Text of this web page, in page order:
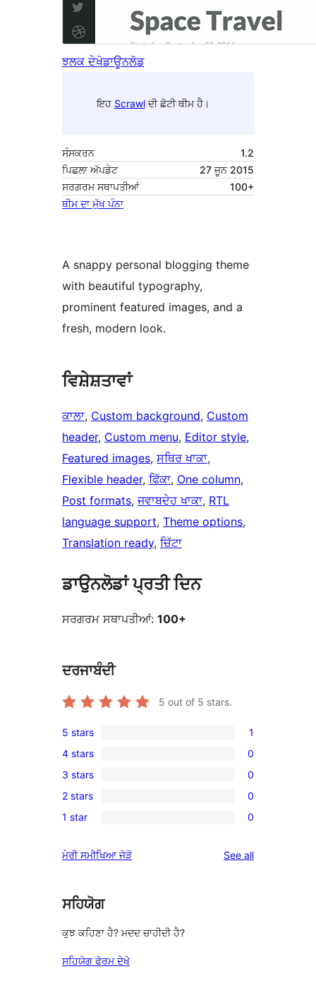
ਝਲਕ ਦੇਖੋਡਾਊਨਲੋਡ
ਇਹ Scrawlਦੀ ਛੋਟੀ ਥੀਮ ਹੈ।
ਸੰਸਕਰਨ
1.2
ਪਿਛਲਾ ਅੱਪਡੇਟ
27 ਜੂਨ 2015
ਸਰਗਰਮ ਸਥਾਪਤੀਆਂ
100+
ਥੀਮ ਦਾ ਮੁੱਖ ਪੰਨਾ
A snappy personal blogging theme
with beautiful typography,
prominent featured images, and a
fresh, modern look.
ਵਿਸ਼ੇਸ਼ਤਾਵਾਂ
ਕਾਲਾ, Custom background, Custom
header, Custom menu, Editor style
Featured images, ਸਥਿਰ ਖਾਕਾ
Flexible header, ਫਿੱਕਾ, One column
Post formats, ਜਵਾਬਦੇਹ ਖਾਕਾ, RTL
language support, Theme options
Translation ready, ਚਿੱਟਾ
ਡਾਉਨਲੋਡਾਂ ਪ੍ਰਤੀ ਦਿਨ
ਸਰਗਰਮ ਸਥਾਪਤੀਆਂ: 100+
ਦਰਜਾਬੰਦੀ
5 out of 5 stars.
1
5-
star
review
5 stars 1
0
4-
star
reviews
4 stars 0
0
3-
star
3 stars 0
0
2-
reviews
2 stars 0
0
star
1 star 0
ਮੇਰੀ ਸਮੀਖਿਆ ਜੋੜੋ See allreviews
ਸਹਿਯੋਗ
ਕੁਝ ਕਹਿਣਾ ਹੈ? ਮਦਦ ਚਾਹੀਦੀ ਹੈ?
ਸਹਿਯੋਗ ਫੋਰਮ ਦੇਖੋ